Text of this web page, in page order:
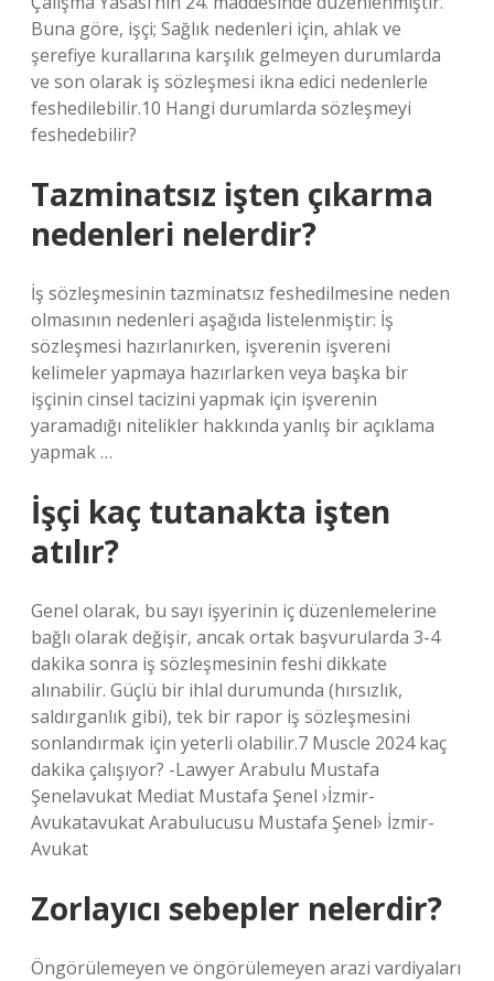
Buna göre, işçi; Sağlık nedenleri için, ahlak ve
şerefiye kurallarına karşılık gelmeyen durumlarda
ve son olarak iş sözleşmesi ikna edici nedenlerle
feshedilebilir.10 Hangi durumlarda sözleşmeyi
feshedebilir?
Tazminatsız işten çıkarma
nedenleri nelerdir?
İş sözleşmesinin tazminatsız feshedilmesine neden
olmasının nedenleri aşağıda listelenmiştir: İş
sözleşmesi hazırlanırken, işverenin işvereni
kelimeler yapmaya hazırlarken veya başka bir
işçinin cinsel tacizini yapmak için işverenin
yaramadığı nitelikler hakkında yanlış bir açıklama
yapmak …
İşçi kaç tutanakta işten
atılır?
Genel olarak, bu sayı işyerinin iç düzenlemelerine
bağlı olarak değişir, ancak ortak başvurularda 3-4
dakika sonra iş sözleşmesinin feshi dikkate
alınabilir. Güçlü bir ihlal durumunda (hırsızlık,
saldırganlık gibi), tek bir rapor iş sözleşmesini
sonlandırmak için yeterli olabilir.7 Muscle 2024 kaç
dakika çalışıyor? -Lawyer Arabulu Mustafa
Şenelavukat Mediat Mustafa Şenel ›İzmir-
Avukatavukat Arabulucusu Mustafa Şenel› İzmir-
Avukat
Zorlayıcı sebepler nelerdir?
Öngörülemeyen ve öngörülemeyen arazi vardiyaları